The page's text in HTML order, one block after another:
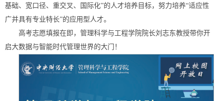
基础、宽口径、重交叉、国际化”的人才培养目标，努力培养“适应性
广并具有专业特长”的应用型人才。
高考志愿填报在即，管理科学与工程学院院长刘志东教授带你开
启大数据与智能时代管理世界的大门！